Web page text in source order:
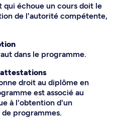
qui échoue un cours doit le
de l'autorité compétente,
dans le programme.
droit au diplôme en
est associé au
à l'obtention d'un
programmes.